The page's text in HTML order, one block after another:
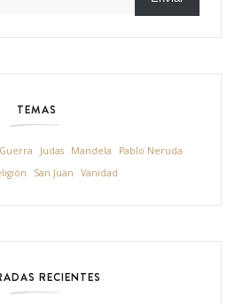
TEMAS
Guerra Judas Mandela
Pablo Neruda
San Juan Vanidad
RECIENTES